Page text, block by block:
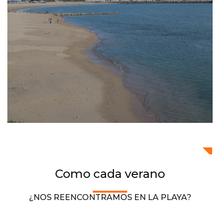
Como cada verano
¿NOS REENCONTRAMOS EN LA PLAYA?